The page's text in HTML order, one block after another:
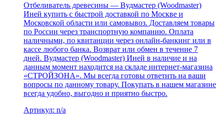
Отбеливатель древесины — Вудмастер (Woodmaster)
Иней купить с быстрой доставкой по Москве и
Московской области или самовывоз. Доставляем товары
по России через транспортную компанию. Оплата
наличными, по квитанции через онлайн-банкинг или в
кассе любого банка. Возврат или обмен в течение 7
дней. Вудмастер (Woodmaster) Иней в наличие и на
данным момент находится на складе интернет-магазина
«СТРОЙЗОНА». Мы всегда готовы ответить на ваши
вопросы по данному товару. Покупать в нашем магазине
всегда удобно, выгодно и приятно быстро.
Артикул: n/a